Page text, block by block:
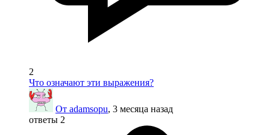
2
Что означают эти выражения?
От adamsopu, 3 месяца назад
ответы 2